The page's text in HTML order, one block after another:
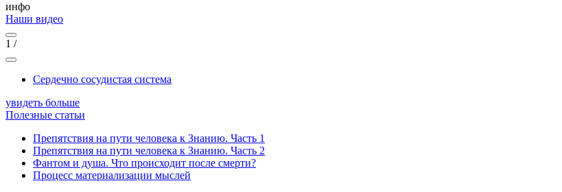
инфо
Наши видео
1 /
Сердечно сосудистая система
увидеть больше
Полезные статьи
Препятствия на пути человека к Знанию. Часть 1
Препятствия на пути человека к Знанию. Часть 2
Фантом и душа. Что происходит после смерти?
Процесс материализации мыслей